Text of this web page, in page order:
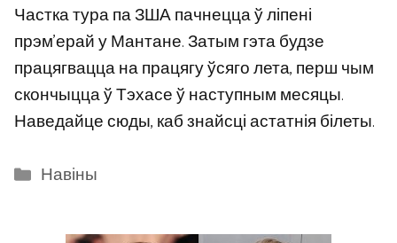
Частка тура па ЗША пачнецца ў ліпені
прэм'ерай у Мантане. Затым гэта будзе
працягвацца на працягу ўсяго лета, перш чым
скончыцца ў Тэхасе ў наступным месяцы.
Наведайце сюды, каб знайсці астатнія білеты.
Categories
Навіны